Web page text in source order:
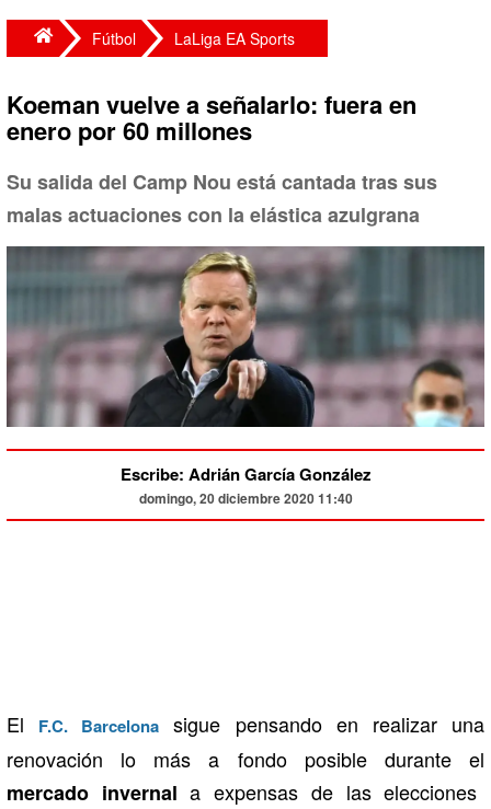
Fútbol LaLiga EA Sports
Koeman vuelve a señalarlo: fuera en
enero por 60 millones
Su salida del Camp Nou está cantada tras sus
malas actuaciones con la elástica azulgrana
Escribe: Adrián García González
domingo, 20 diciembre 2020 11:40
El F.C. Barcelona sigue pensando en realizar una
renovación lo más a fondo posible durante el
mercado invernal a expensas de las elecciones